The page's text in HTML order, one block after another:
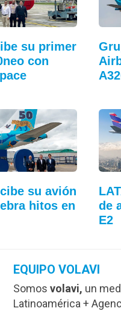
su primer
con
su avión
hitos en
de
E2
EQUIPO VOLAVI
Somos volavi, un
Latinoamérica +